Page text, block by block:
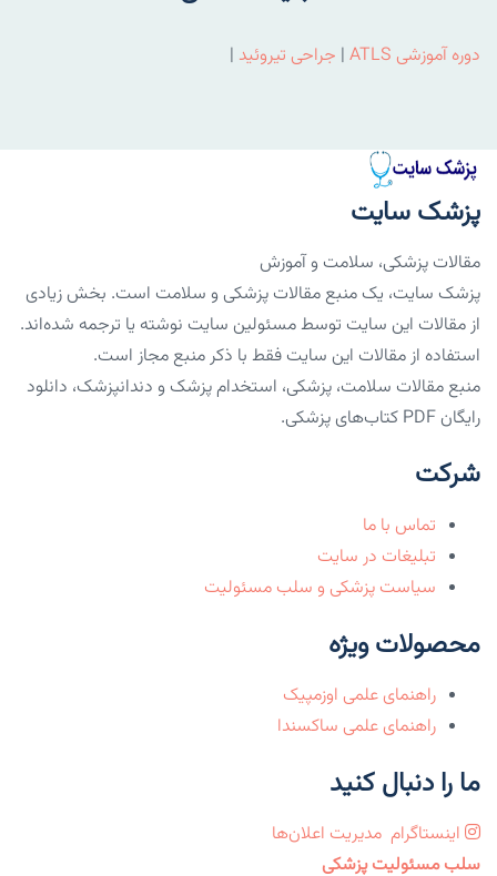
دوره آموزشی ATLS | جراحی تیروئید |
پزشک سایت
مقالات پزشکی، سلامت و آموزش
پزشک سایت، یک منبع مقالات پزشکی و سلامت است. بخش زیادی
از مقالات این سایت توسط مسئولین سایت نوشته یا ترجمه شده‌اند.
استفاده از مقالات این سایت فقط با ذکر منبع مجاز است.
منبع مقالات سلامت، پزشکی، استخدام پزشک و دندانپزشک، دانلود
رایگان PDF کتاب‌های پزشکی.
شرکت
تماس با ما
تبلیغات در سایت
سیاست پزشکی و سلب مسئولیت
محصولات ویژه
راهنمای علمی اوزمپیک
راهنمای علمی ساکسندا
ما را دنبال کنید
اینستاگرام مدیریت اعلان‌ها
سلب مسئولیت پزشکی